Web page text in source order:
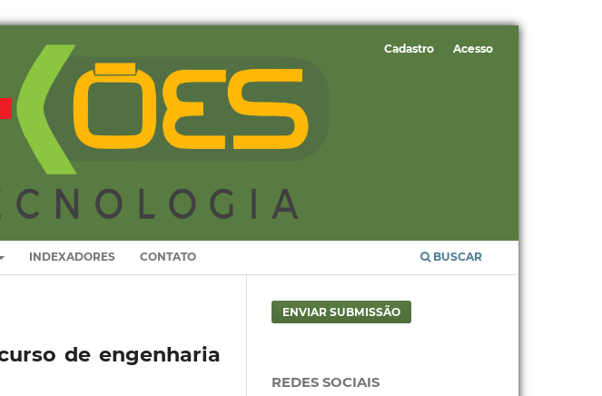
INDEXADORES CONTATO BUSCAR
Cadastro Acesso
de engenharia
ENVIAR SUBMISSÃO
REDES SOCIAIS